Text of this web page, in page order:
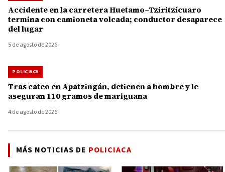
Accidente en la carretera Huetamo–Tziritzícuaro
termina con camioneta volcada; conductor desaparece
del lugar
5 de agosto de 2026
POLICIACA
Tras cateo en Apatzingán, detienen a hombre y le
aseguran 110 gramos de mariguana
4 de agosto de 2026
MÁS NOTICIAS DE POLICIACA